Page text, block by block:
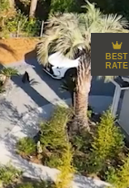
BEST
RATE